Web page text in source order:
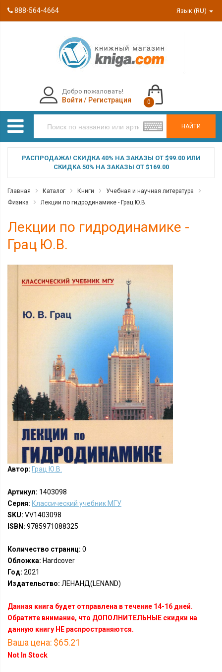
888-564-4664 Язык (RU)
НАЙТИ
Добро пожаловать!
Войти / Регистрация 0
РАСПРОДАЖА! СКИДКА 40% НА ЗАКАЗЫ ОТ $99.00 ИЛИ
СКИДКА 50% НА ЗАКАЗЫ ОТ $169.00
Главная Каталог Книги
Учебная и научная литература
Физика
Лекции по гидродинамике - Грац Ю.В.
Лекции по гидродинамике -
Грац Ю.В.
Автор: Грац Ю.В.
Артикул: 1403098
Серия: Классический учебник МГУ
SKU: VV1403098
ISBN: 9785971088325
Количество страниц: 0
Обложка: Hardcover
Год: 2021
Издательство: ЛЕНАНД(LENAND)
Данная книга будет отправлена в течение 14-16 дней.
Обратите внимание, что ДОПОЛНИТЕЛЬНЫЕ скидки на
данную книгу НЕ распространяются.
Ваша цена: $65.21
Not In Stock